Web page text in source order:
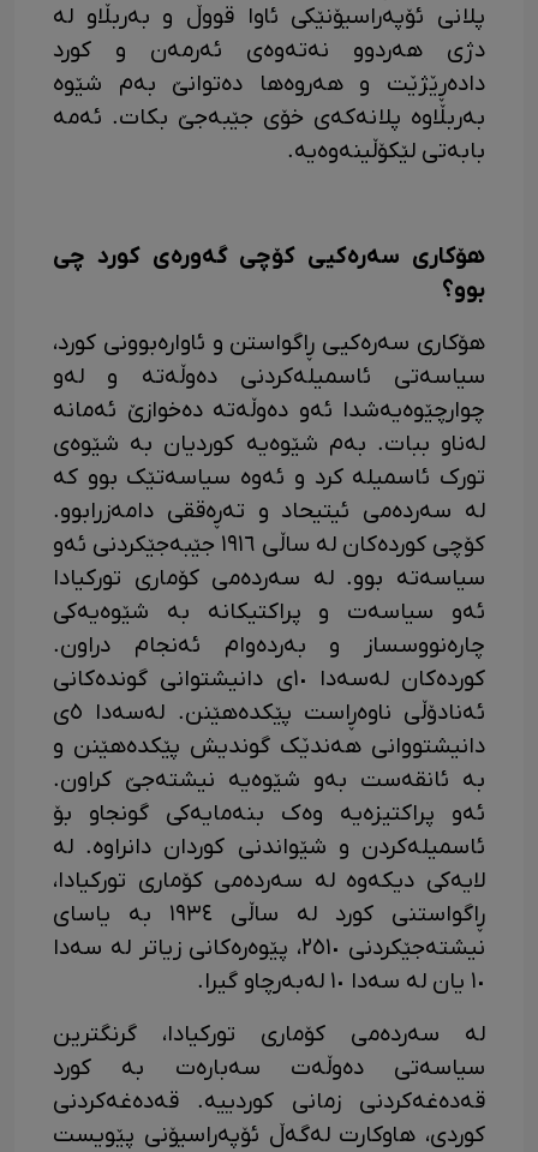
پلانی ئۆپەراسیۆنێکی ئاوا قووڵ و بەربڵاو لە
دژی هەردوو نەتەوەی ئەرمەن و کورد
دادەڕێژێت و هەروەها دەتوانێ بەم شێوە
بەربڵاوە پلانەکەی خۆی جێبەجێ بکات. ئەمە
بابەتی لێکۆڵینەوەیە.
هۆکاری سەرەکیی کۆچی گەورەی کورد چی
بوو؟
هۆکاری سەرەکیی ڕاگواستن و ئاوارەبوونی کورد،
سیاسەتی ئاسمیلەکردنی دەوڵەتە و لەو
چوارچێوەیەشدا ئەو دەوڵەتە دەخوازێ ئەمانە
لەناو ببات. بەم شێوەیە کوردیان بە شێوەی
تورک ئاسمیلە کرد و ئەوە سیاسەتێک بوو کە
لە سەردەمی ئیتیحاد و تەڕەققی دامەزرابوو.
کۆچی کوردەکان لە ساڵی ١٩١٦ جێبەجێکردنی ئەو
سیاسەتە بوو. لە سەردەمی کۆماری تورکیادا
ئەو سیاسەت و پراکتیکانە بە شێوەیەکی
چارەنووسساز و بەردەوام ئەنجام دراون.
کوردەکان لەسەدا ١٠ی دانیشتوانی گوندەکانی
ئەنادۆڵی ناوەڕاست پێکدەهێنن. لەسەدا ٥ی
دانیشتووانی هەندێک گوندیش پێکدەهێنن و
بە ئانقەست بەو شێوەیە نیشتەجێ کراون.
ئەو پراکتیزەیە وەک بنەمایەکی گونجاو بۆ
ئاسمیلەکردن و شێواندنی کوردان دانراوە. لە
لایەکی دیکەوە لە سەردەمی کۆماری تورکیادا،
ڕاگواستنی کورد لە ساڵی ١٩٣٤ بە یاسای
نیشتەجێکردنی ٢٥١٠، پێوەرەکانی زیاتر لە سەدا
١٠ یان لە سەدا ١٠ لەبەرچاو گیرا.
لە سەردەمی کۆماری تورکیادا، گرنگترین
سیاسەتی دەوڵەت سەبارەت بە کورد
قەدەغەکردنی زمانی کوردییە. قەدەغەکردنی
کوردی، هاوکارت لەگەڵ ئۆپەراسیۆنی پێویست